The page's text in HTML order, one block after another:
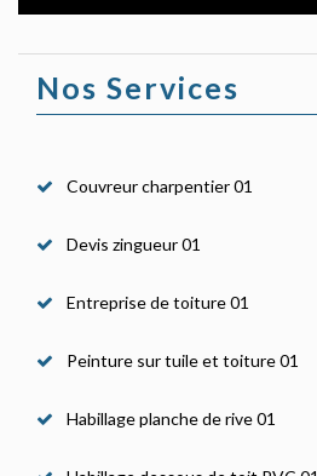
Nos Services
Couvreur charpentier 01
Devis zingueur 01
Entreprise de toiture 01
Peinture sur tuile et toiture 01
Habillage planche de rive 01